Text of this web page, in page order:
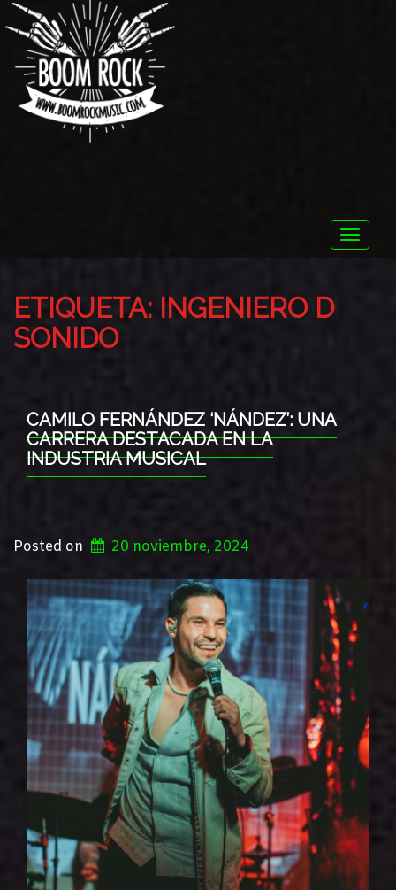
Toggle
ETIQUETA:
INGENIERO D
SONIDO
CAMILO FERNÁNDEZ ‘NÁNDEZ’: UNA
CARRERA DESTACADA EN LA
INDUSTRIA MUSICAL
Posted on 20 noviembre, 2024